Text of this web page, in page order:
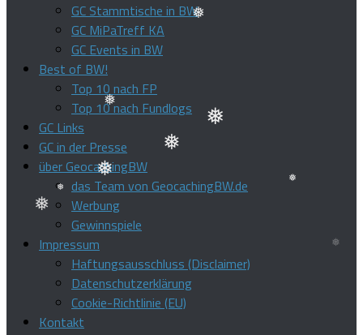
❅
❅
❅
❅
❅
GC Stammtische in BW
GC MiPaTreff KA
GC Events in BW
Best of BW!
Top 10 nach FP
Top 10 nach Fundlogs
GC Links
GC in der Presse
über GeocachingBW
das Team von GeocachingBW.de
Werbung
Gewinnspiele
Impressum
Haftungsausschluss (Disclaimer)
Datenschutzerklärung
Cookie-Richtlinie (EU)
Kontakt